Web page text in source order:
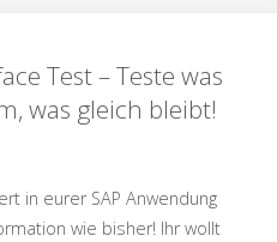
Test – Teste was
was gleich bleibt!
in eurer SAP Anwendung
wie bisher! Ihr wollt